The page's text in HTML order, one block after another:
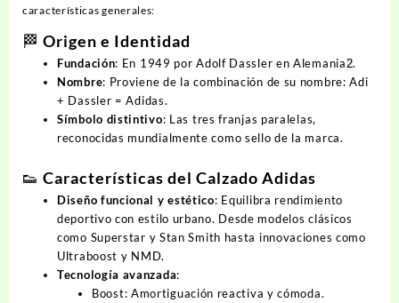
características generales:
🏁 Origen e Identidad
Fundación: En 1949 porAdolf Dassler en Alemania2.
Nombre: Proviene de la combinación de su nombre:Adi
+ Dassler = Adidas.
Símbolo distintivo: Las tres franjas paralelas,
reconocidas mundialmente como sello de la marca.
👟 Características del Calzado Adidas
Diseño funcional y estético: Equilibra rendimiento
deportivo con estilo urbano. Desde modelos clásicos
como Superstar y Stan Smith hasta innovaciones como
Ultraboost y NMD.
Tecnología avanzada:
Boost: Amortiguación reactiva y cómoda.